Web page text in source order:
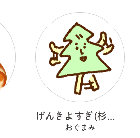
げんきよすぎ(杉の木)
おぐまみ